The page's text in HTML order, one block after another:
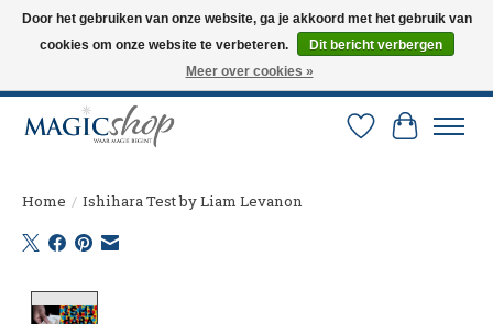
Altijd de nieuwste trucs op voorraad. Snelle verzending via PostNL en DHL.
Langskomen in onze winkel? Bel of mail om een afspraak te maken. 0251-
Verlanglijst
Home / Ishihara Test by Liam Levanon
Door het gebruiken van onze website, ga je akkoord met het gebruik van
cookies om onze website te verbeteren.
Dit bericht verbergen
Meer over cookies »